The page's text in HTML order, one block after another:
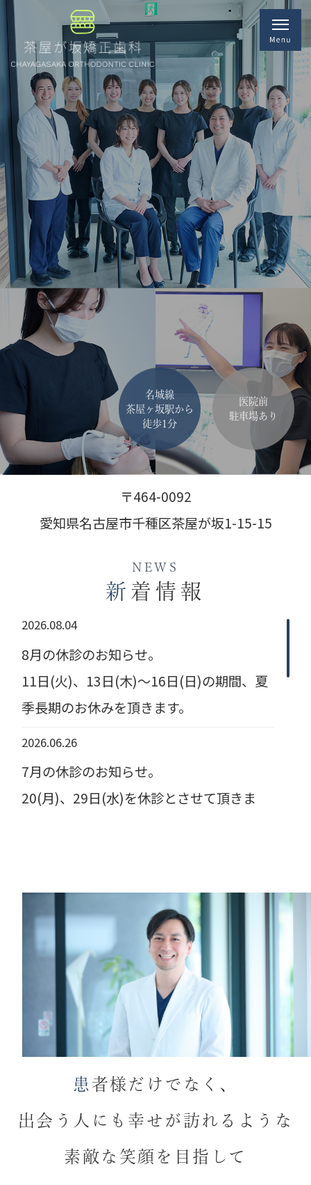
名城線
茶屋ヶ坂駅から
徒歩1分
医院前
駐車場あり
〒464-0092
愛知県名古屋市千種区茶屋が坂1-15-15
NEWS
新 着情報
2026.08.04
8月の休診のお知らせ。
11日(火)、13日(木)～16日(日)の期間、夏
季長期のお休みを頂きます。
2026.06.26
7月の休診のお知らせ。
20(月)、29日(水)を休診とさせて頂きま
6月の休診のお知らせ。
29(月)、30日(火)を休診とさせて頂きま
2026.04.03
春季休診のお知らせ。
2026/4/27(月)～2026/4/30(木)
2026/5/4(月)～2026/5/7(木)の期間、休診
とさせて頂きます。
装置のトラブル等ございましたら当院公式
患 者様だけでなく、
出会う人にも幸せが訪れるような
素敵な笑顔を目指して